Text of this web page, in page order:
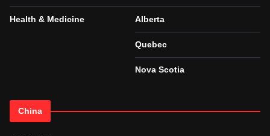
Health & Medicine Alberta
Quebec
Nova Scotia
China